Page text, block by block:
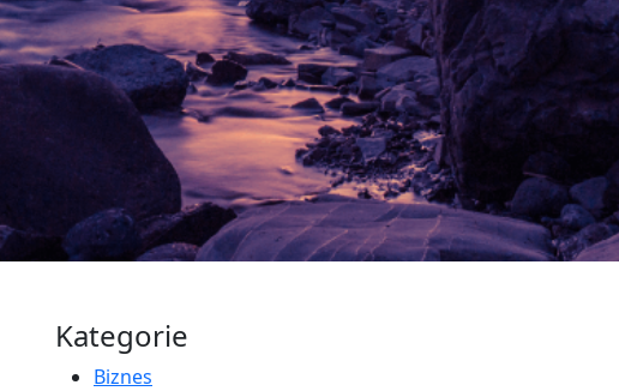
Kategorie
Biznes